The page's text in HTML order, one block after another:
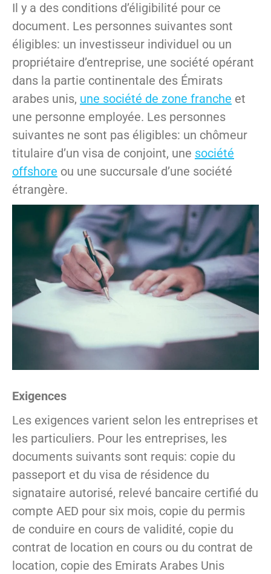
Il y a des conditions d’éligibilité pour ce
document. Les personnes suivantes sont
éligibles: un investisseur individuel ou un
propriétaire d’entreprise, une société opérant
dans la partie continentale des Émirats
arabes unis, une société de zone franche et
une personne employée. Les personnes
suivantes ne sont pas éligibles: un chômeur
titulaire d’un visa de conjoint, une société
offshore ou une succursale d’une société
étrangère.
Exigences
Les exigences varient selon les entreprises et
les particuliers. Pour les entreprises, les
documents suivants sont requis: copie du
passeport et du visa de résidence du
signataire autorisé, relevé bancaire certifié du
compte AED pour six mois, copie du permis
de conduire en cours de validité, copie du
contrat de location en cours ou du contrat de
location, copie des Emirats Arabes Unis